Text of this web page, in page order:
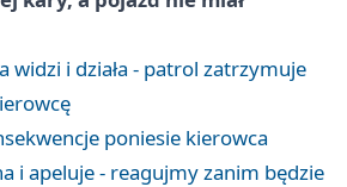
widzi i działa - patrol zatrzymuje
poniesie kierowca
i apeluje - reagujmy zanim będzie